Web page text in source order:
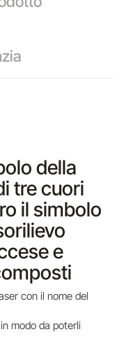
della
tre cuori
il simbolo
e
con il nome del
modo da poterli